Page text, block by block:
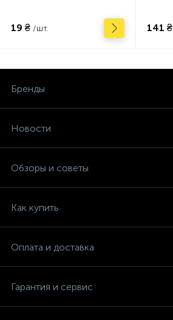
19 ₴ /шт. 141 ₴
Бренды
Новости
Обзоры и советы
Как купить
Оплата и доставка
Гарантия и сервис